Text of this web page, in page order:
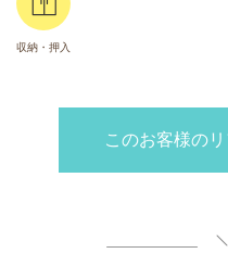
収納・押入
このお客様の